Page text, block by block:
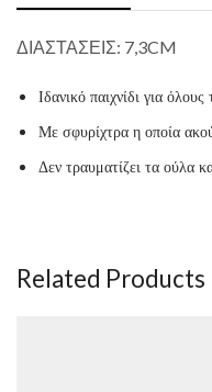
ΔΙΑΣΤΑΣΕΙΣ: 7,3CM
Ιδανικό παιχνίδι για
Με σφυρίχτρα η οποία
Δεν τραυματίζει τα ούλα
Related Products